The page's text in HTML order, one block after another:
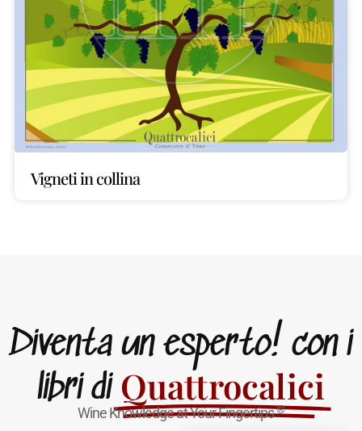
Vigneti in collina
Diventa un esperto! con i
libri di Quattrocalici
Wine Knowledge at Your Fingertips®